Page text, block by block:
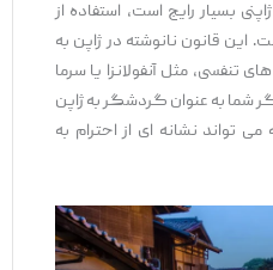
بسیار رایج است، استفاده از
قانون نانوشته در ژاپن به‌
تنفسی، مثل آنفولانزا یا سرما
به‌ عنوان گردشگر به ژاپن
نشانه ‌ای از احترام به